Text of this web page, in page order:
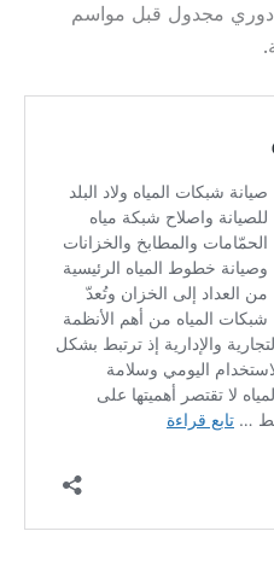
دوري مجدول قبل مواسم